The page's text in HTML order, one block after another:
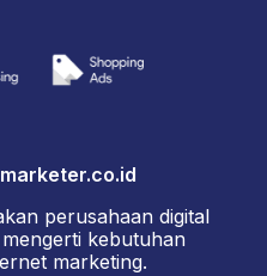
perusahaan digital
kebutuhan
marketing.